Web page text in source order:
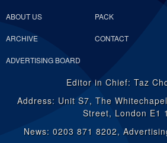
ABOUT US PACK
ARCHIVE CONTACT
ADVERTISING BOARD
Editor in Chief: Taz
Address: Unit S7, The
Street, London E1
News: 0203 871 8202,